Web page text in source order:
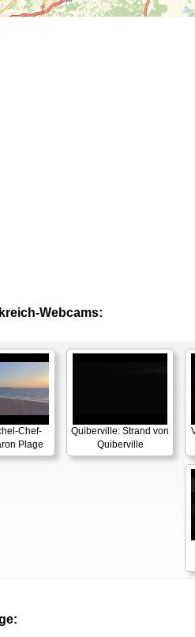
Webcams:
Chef-
Plage
Quiberville: Strand von
Quiberville